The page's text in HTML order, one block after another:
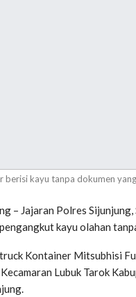
berisi kayu tanpa dokumen
– Jajaran Polres
kayu olahan
Kontainer Mitsubhisi
Lubuk Tarok